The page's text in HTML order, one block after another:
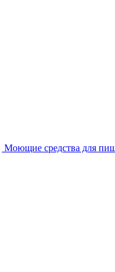
Моющие средства для